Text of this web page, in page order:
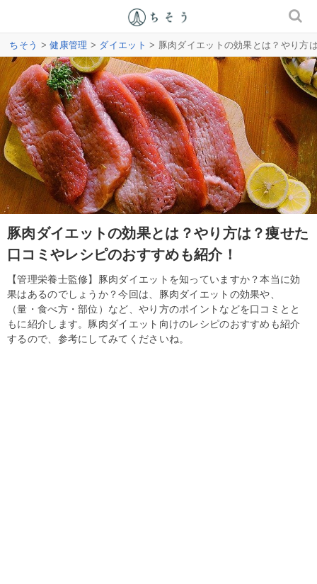
ちそう >健康管理 > ダイエット > 豚肉ダイエットの効果とは？やり方
豚肉ダイエットの効果とは？やり方は？痩せた
口コミやレシピのおすすめも紹介！
【管理栄養士監修】豚肉ダイエットを知っていますか？本当に効
果はあるのでしょうか？今回は、豚肉ダイエットの効果や、
（量・食べ方・部位）など、やり方のポイントなどを口コミとと
もに紹介します。豚肉ダイエット向けのレシピのおすすめも紹介
するので、参考にしてみてくださいね。